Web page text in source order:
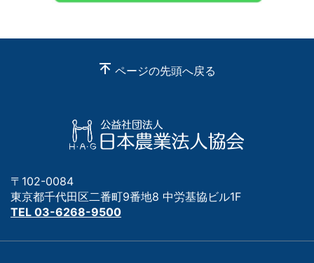
ページの先頭へ戻る
〒102-0084
東京都千代田区二番町9番地8 中労基協ビル1F
TEL 03-6268-9500